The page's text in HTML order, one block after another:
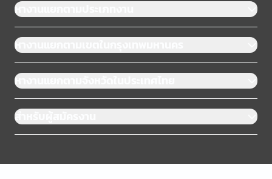
หางานแยกตามประเภทงาน
หางานแยกตามเขตในกรุงเทพมหานคร
หางานแยกตามจังหวัดในประเทศไทย
สำหรับผู้สมัครงาน